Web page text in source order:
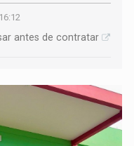
antes de contratar